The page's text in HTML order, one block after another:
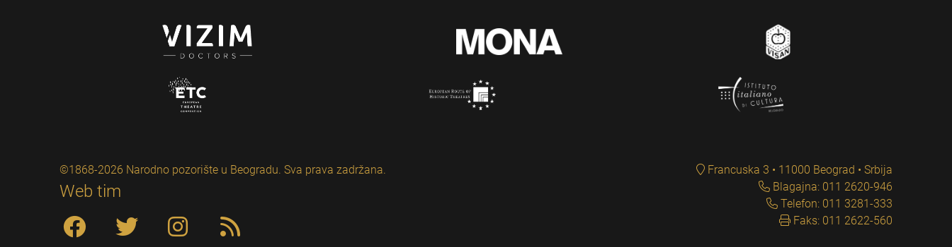
©1868-2026 Narodno pozorište u Beogradu. Sva prava zadržana.
Web tim
Francuska 3 • 11000 Beograd • Srbija
Blagajna: 011 2620-946
Telefon: 011 3281-333
Faks: 011 2622-560